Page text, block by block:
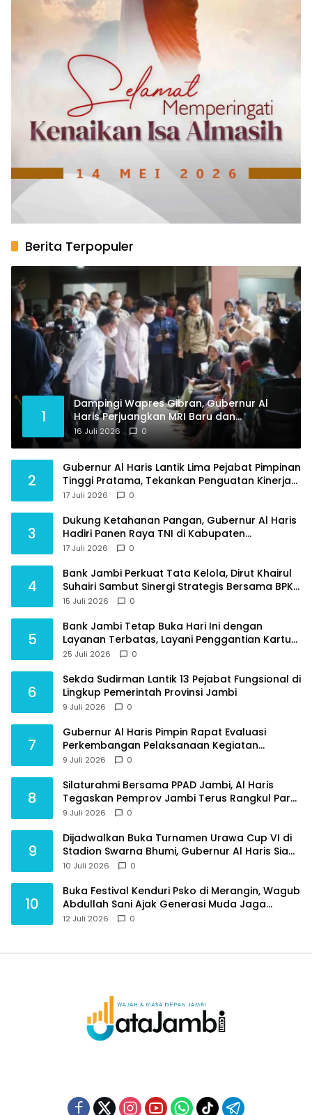
Berita Terpopuler
1
Dampingi Wapres Gibran, Gubernur Al
Haris Perjuangkan MRI Baru dan
Tambahan Dokter Spesialis untuk RSUD
Raden Mattaher
16 Juli 2026 0
2
Gubernur Al Haris Lantik Lima Pejabat Pimpinan
Tinggi Pratama, Tekankan Penguatan Kinerja
dan Integritas
17 Juli 2026 0
3
Dukung Ketahanan Pangan, Gubernur Al Haris
Hadiri Panen Raya TNI di Kabupaten
Tanjungjabung Timur
17 Juli 2026 0
4
Bank Jambi Perkuat Tata Kelola, Dirut Khairul
Suhairi Sambut Sinergi Strategis Bersama BPKP
Jambi
15 Juli 2026 0
5
Bank Jambi Tetap Buka Hari Ini dengan
Layanan Terbatas, Layani Penggantian Kartu
ATM dan Perubahan PIN
25 Juli 2026 0
6
Sekda Sudirman Lantik 13 Pejabat Fungsional di
Lingkup Pemerintah Provinsi Jambi
9 Juli 2026 0
7
Gubernur Al Haris Pimpin Rapat Evaluasi
Perkembangan Pelaksanaan Kegiatan
Pembangunan Triwulan II TA 2026
9 Juli 2026 0
8
Silaturahmi Bersama PPAD Jambi, Al Haris
Tegaskan Pemprov Jambi Terus Rangkul Para
Purnawirawan
9 Juli 2026 0
9
Dijadwalkan Buka Turnamen Urawa Cup VI di
Stadion Swarna Bhumi, Gubernur Al Haris Siap
Berlaga Lawan Tim Urawa
10 Juli 2026 0
10
Buka Festival Kenduri Psko di Merangin, Wagub
Abdullah Sani Ajak Generasi Muda Jaga
Budaya dan Jauhi Narkoba
12 Juli 2026 0